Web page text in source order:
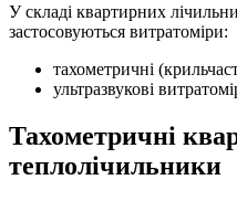
У складі квартирних
застосовуються витратоміри:
тахометричні
ультразвукові
Тахометричні
теплолічильники